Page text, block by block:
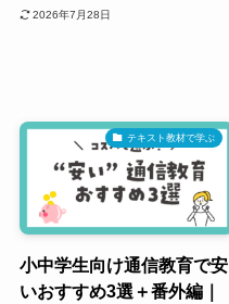
2026年7月28日
テキスト教材で学ぶ
小中学生向け通信教育で安
いおすすめ3選＋番外編｜